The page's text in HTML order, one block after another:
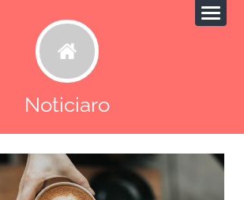
Noticiaro